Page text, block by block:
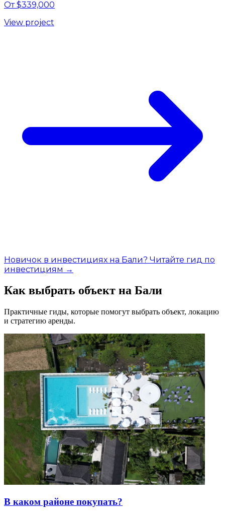
От $339,000
View project
Новичок в инвестициях на Бали? Читайте гид по
инвестициям →
Как выбрать объект на Бали
Практичные гиды, которые помогут выбрать объект, локацию
и стратегию аренды.
В каком районе покупать?